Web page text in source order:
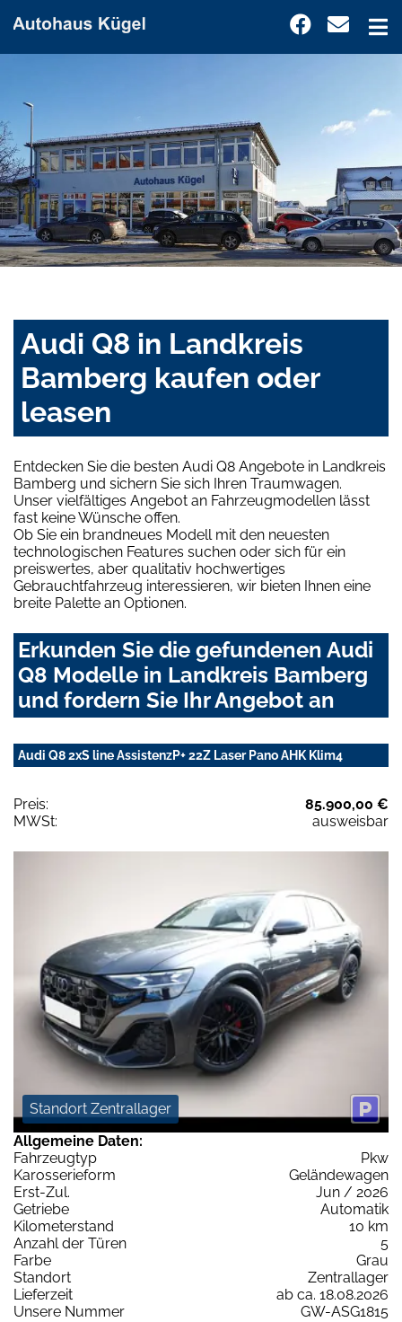
Audi Q8 in Landkreis
Bamberg kaufen oder
leasen
Entdecken Sie die besten Audi Q8 Angebote in Landkreis
Bamberg und sichern Sie sich Ihren Traumwagen.
Unser vielfältiges Angebot an Fahrzeugmodellen lässt
fast keine Wünsche offen.
Ob Sie ein brandneues Modell mit den neuesten
technologischen Features suchen oder sich für ein
preiswertes, aber qualitativ hochwertiges
Gebrauchtfahrzeug interessieren, wir bieten Ihnen eine
breite Palette an Optionen.
Erkunden Sie die gefundenen Audi
Q8 Modelle in Landkreis Bamberg
und fordern Sie Ihr Angebot an
Audi Q8 2xS line AssistenzP+ 22Z Laser Pano AHK Klim4
Preis:
85.900,00 €
MWSt:
ausweisbar
Standort Zentrallager
Allgemeine Daten:
Fahrzeugtyp
Pkw
Karosserieform
Geländewagen
Erst-Zul.
Jun / 2026
Getriebe
Automatik
Kilometerstand
10 km
Anzahl der Türen
5
Farbe
Grau
Standort
Zentrallager
Lieferzeit
ab ca. 18.08.2026
Unsere Nummer
GW-ASG1815